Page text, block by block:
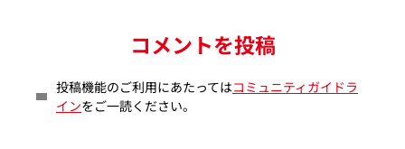
コメントを投稿
投稿機能のご利用にあたってはコミュニティガイドラ
インをご一読ください。